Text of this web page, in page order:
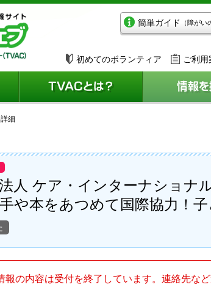
簡単ガイド （障が
初めてのボランティア ご利用
細
法人 ケア・インターナショナ
や本をあつめて国際協力！
報の内容は受付を終了しています。連絡先な